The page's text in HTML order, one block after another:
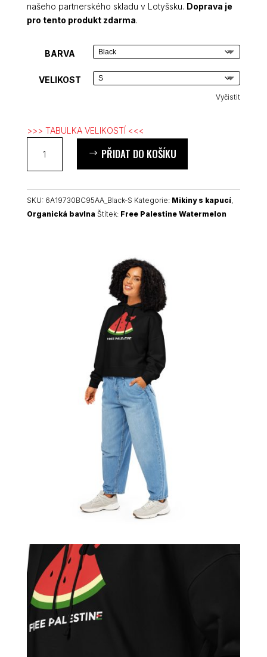
našeho partnerského skladu v Lotyšsku. Doprava je
pro tento produkt zdarma.
BARVA
VELIKOST
Vyčistit
>>> TABULKA VELIKOSTÍ <<<
Palestine
Watermelon
organická
mikina
PŘIDAT DO KOŠÍKU
SKU: 6A19730BC95AA_Black-S Kategorie: Mikiny s kapucí,
Organická bavlna Štítek: Free Palestine Watermelon